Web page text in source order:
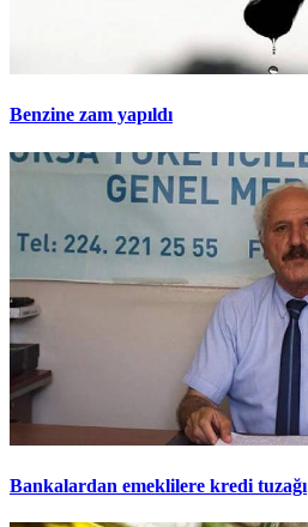
Benzine zam yapıldı
Bankalardan emeklilere kredi tuzağı